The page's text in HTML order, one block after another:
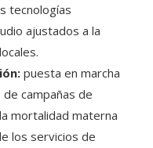
tecnologías
ajustados a la
puesta en marcha
campañas de
mortalidad materna
los servicios de